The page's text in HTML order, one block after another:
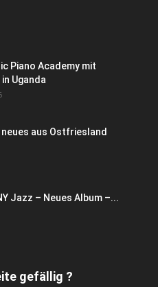
Piano Academy mit
Uganda
neues aus Ostfriesland
Jazz – Neues Album –...
gefällig ?